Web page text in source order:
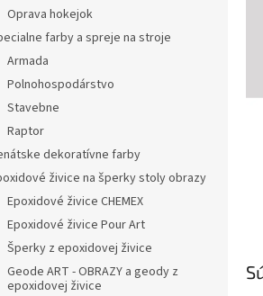
Oprava hokejok
farby a spreje na stroje
Armada
Polnohospodárstvo
Stavebne
Raptor
dekoratívne farby
živice na šperky stoly obrazy
Epoxidové živice CHEMEX
Epoxidové živice Pour Art
Šperky z epoxidovej živice
Geode ART - OBRAZY a geody z
epoxidovej živice